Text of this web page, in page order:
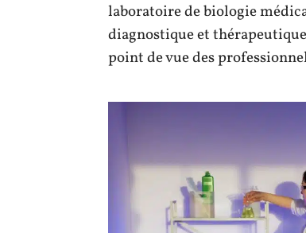
laboratoire de biologie
diagnostique et
point de vue des